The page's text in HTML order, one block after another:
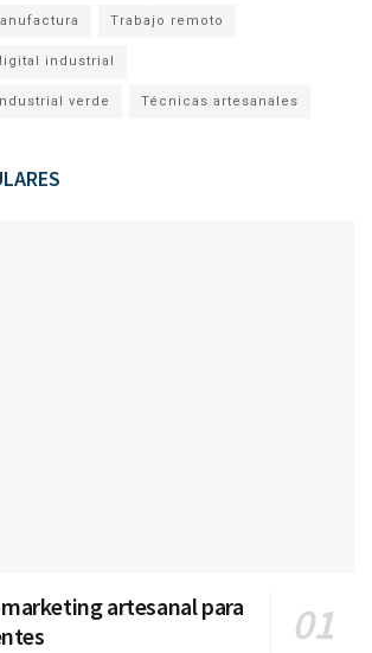
Trabajo remoto
industrial
verde Técnicas artesanales
artesanal para